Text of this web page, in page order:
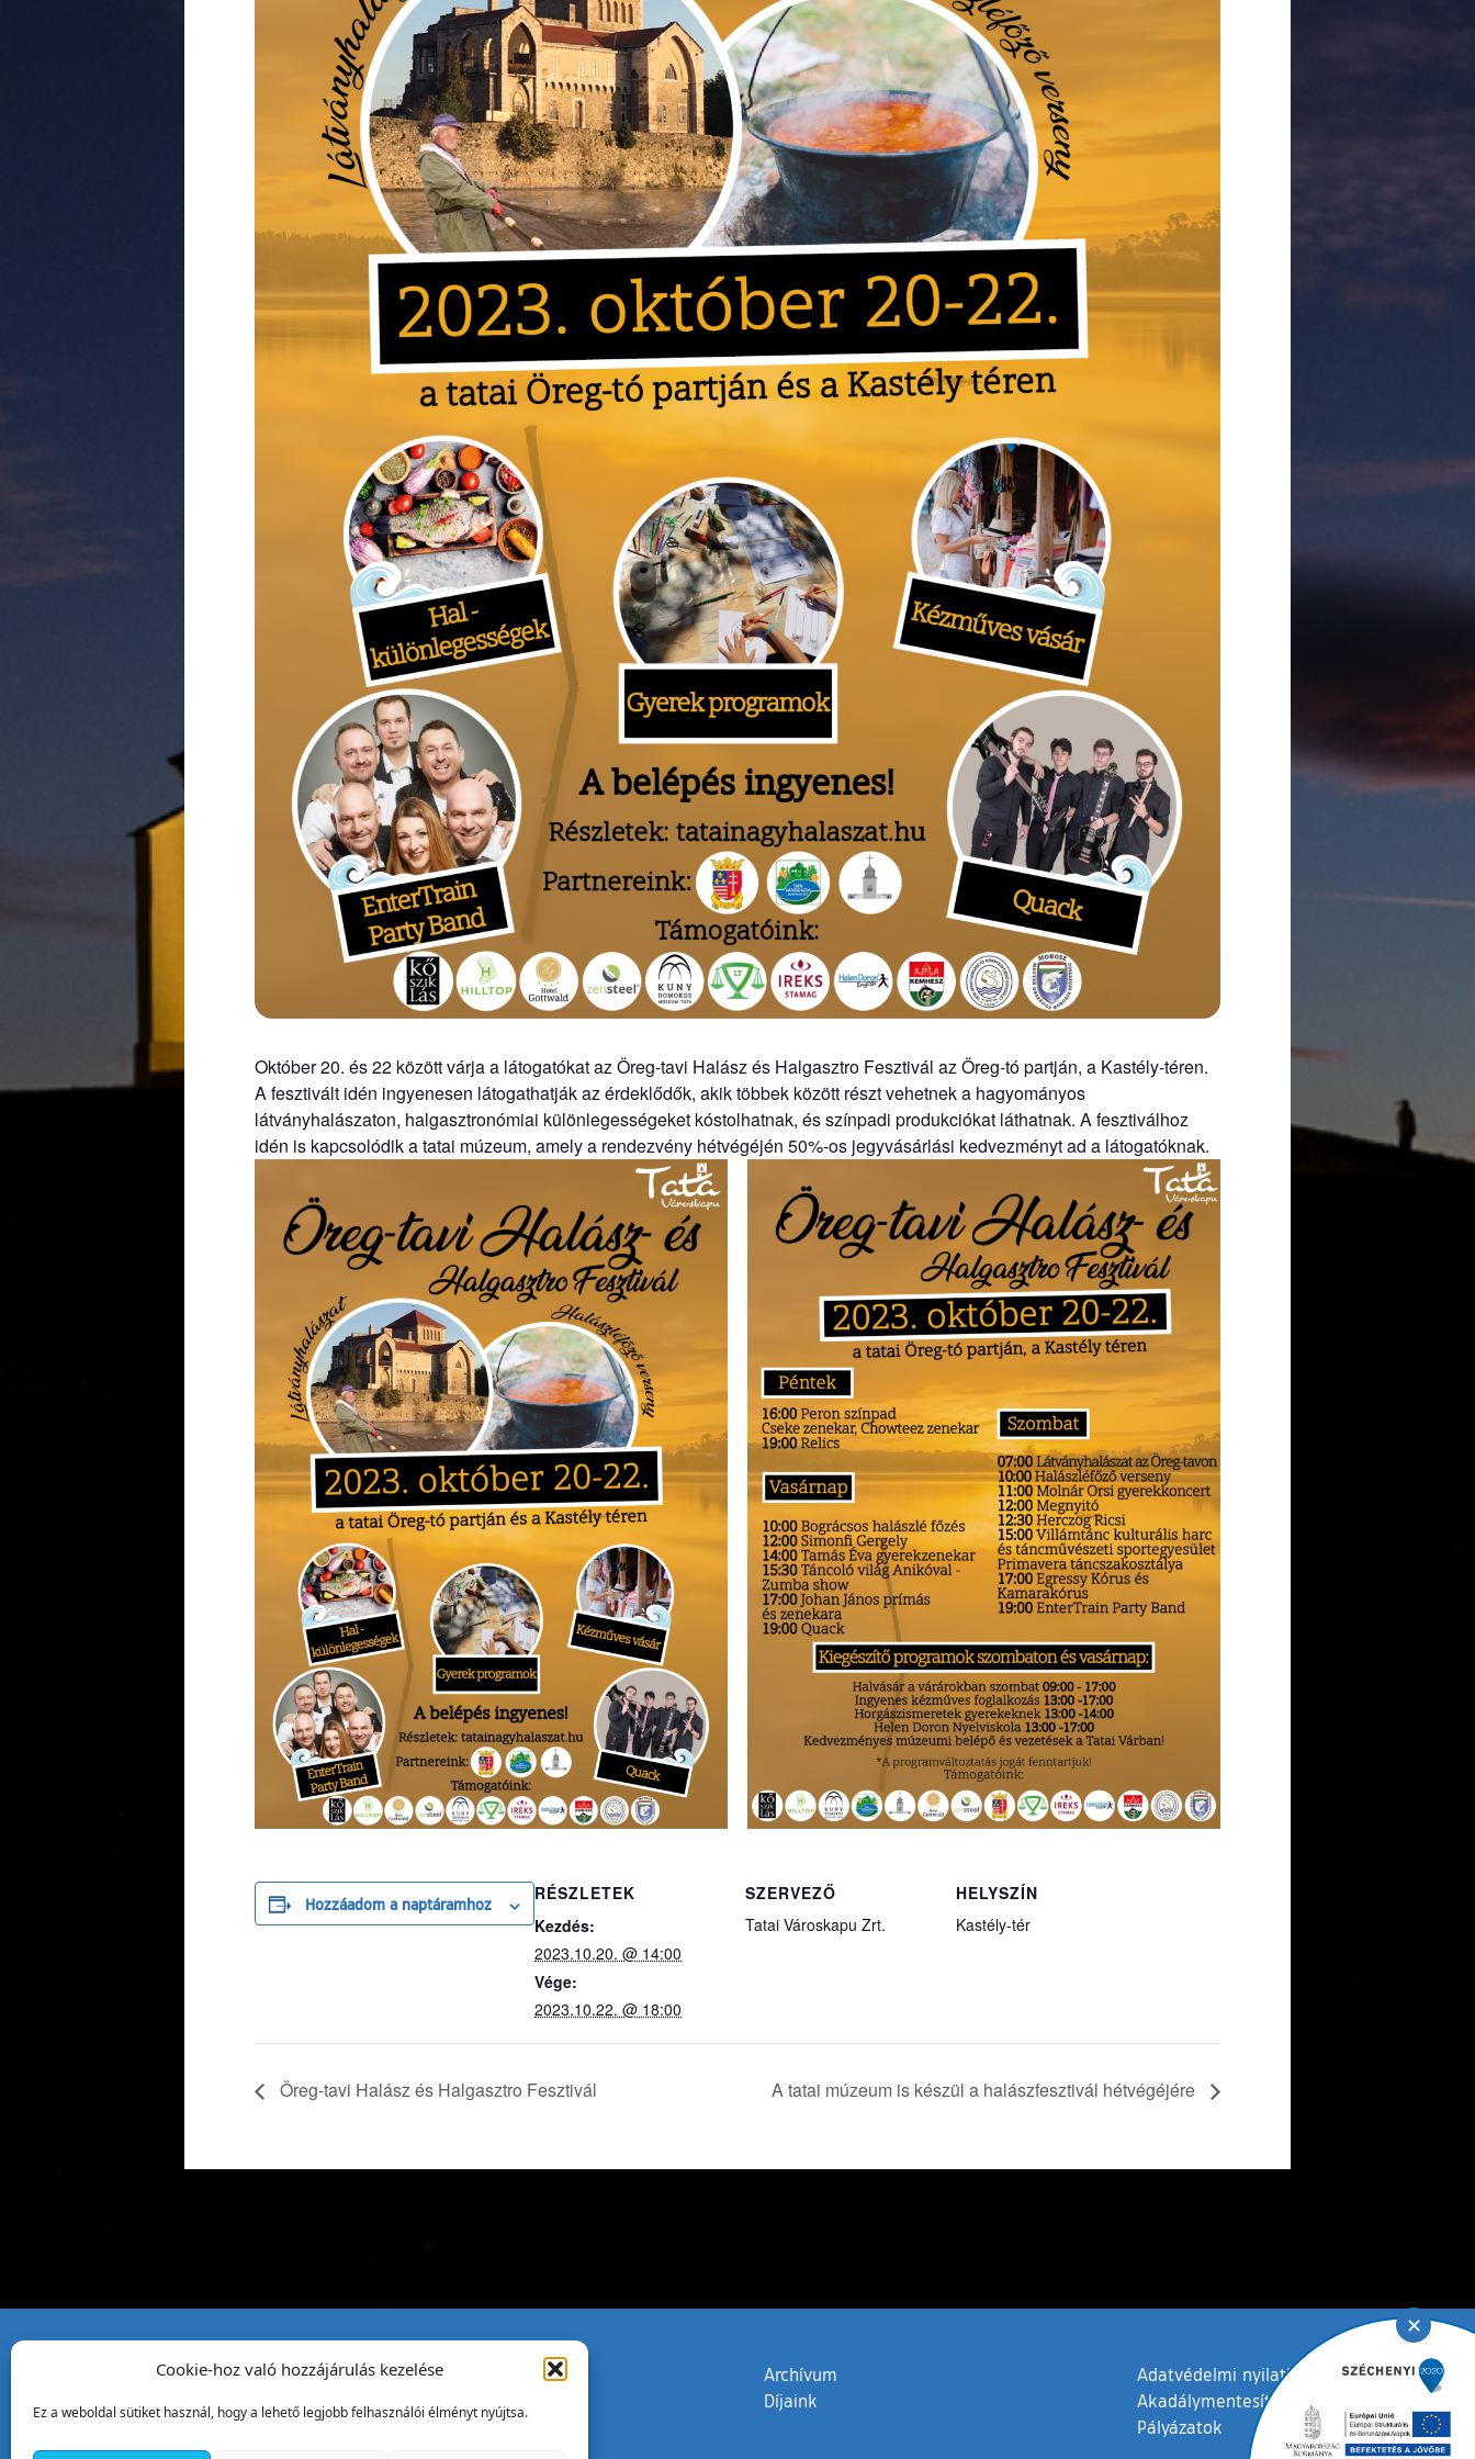
Cookie-hoz való hozzájárulás kezelése
Ez a weboldal sütiket használ, hogy a lehető legjobb felhasználói élményt nyújtsa.
Október 20. és 22 között várja a látogatókat az Öreg-tavi Halász és Halgasztro Fesztivál az Öreg-tó partján, a Kastély-téren.
A fesztivált idén ingyenesen látogathatják az érdeklődők, akik többek között részt vehetnek a hagyományos
látványhalászaton, halgasztronómiai különlegességeket kóstolhatnak, és színpadi produkciókat láthatnak. A fesztiválhoz
idén is kapcsolódik a tatai múzeum, amely a rendezvény hétvégéjén 50%-os jegyvásárlási kedvezményt ad a látogatóknak.
Hozzáadom a naptáramhoz
RÉSZLETEK
Kezdés:
2023.10.20. @ 14:00
Vége:
2023.10.22. @ 18:00
SZERVEZŐ
Tatai Városkapu Zrt.
HELYSZÍN
Kastély-tér
Öreg-tavi Halász és Halgasztro Fesztivál A tatai múzeum is készül a halászfesztivál hétvégéjére
Tata Város Önkormányzata
2890 Tata, Kossuth tér 1.
Archívum
Díjaink
Adatvédelmi nyilatkozat
Akadálymentesítési nyilatkozat
Pályázatok
✕